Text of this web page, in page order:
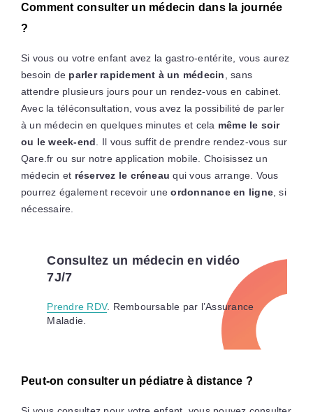
Comment consulter un médecin dans la journée
?
Si vous ou votre enfant avez la gastro-entérite, vous aurez
besoin de parler rapidement à un médecin, sans
attendre plusieurs jours pour un rendez-vous en cabinet.
Avec la téléconsultation, vous avez la possibilité de parler
à un médecin en quelques minutes et cela même le soir
ou le week-end. Il vous suffit de prendre rendez-vous sur
Qare.fr ou sur notre application mobile. Choisissez un
médecin et réservez le créneau qui vous arrange. Vous
pourrez également recevoir uneordonnance en ligne, si
nécessaire.
Consultez un médecin en vidéo
7J/7
Prendre RDV. Remboursable par l’Assurance
Maladie.
Peut-on consulter un pédiatre à distance ?